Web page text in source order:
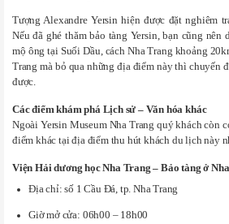
Tượng Alexandre Yersin hiện được đặt nghiêm
Nếu đã ghé thămbảo tàng Yersin, bạn cũng nên
mộ ông tại Suối Dầu, cách Nha Trang khoảng
Trang mà bỏ qua những địa điểm này thì chuyến
được.
Các điểm khám phá Lịch sử – Văn hóa khác
NgoàiYersin Museum Nha Trangquý khách còn
điểm khác tại địa điểm thu hút khách du lịch này
Viện Hải dương học Nha Trang – Bảo tàng ở
Địa chỉ: số 1 Cầu Đá, tp. Nha Trang
Giờ mở cửa: 06h00 – 18h00